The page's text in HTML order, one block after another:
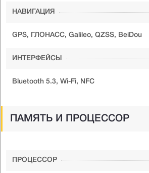
НАВИГАЦИЯ
GPS, ГЛОНАСС, Galileo, QZSS, BeiDou
ИНТЕРФЕЙСЫ
Bluetooth 5.3, Wi-Fi, NFC
ПАМЯТЬ И ПРОЦЕССОР
ПРОЦЕССОР